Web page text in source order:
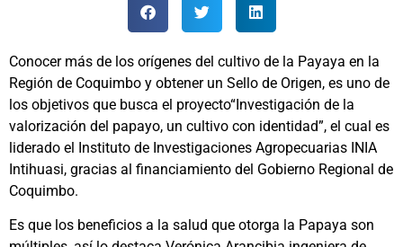
Conocer más de los orígenes del cultivo de la Payaya en la
Región de Coquimbo y obtener un Sello de Origen, es uno de
los objetivos que busca el proyecto“Investigación de la
valorización del papayo, un cultivo con identidad”, el cual es
liderado el Instituto de Investigaciones Agropecuarias INIA
Intihuasi, gracias al financiamiento del Gobierno Regional de
Coquimbo.
Es que los beneficios a la salud que otorga la Papaya son